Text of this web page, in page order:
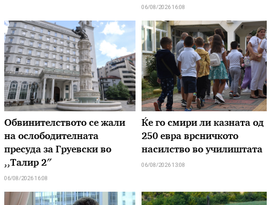
06/08/2026 16:08
Обвинителството се жали
на ослободителната
пресуда за Груевски во
,,Талир 2″
06/08/2026 16:08
Ќе го смири ли казната од
250 евра врсничкото
насилство во училиштата
06/08/2026 13:08